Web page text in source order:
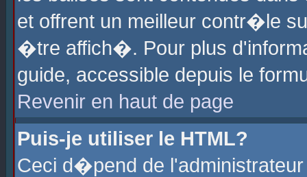
et offrent un meilleur contr�le
�tre affich�. Pour plus
guide, accessible depuis le
Revenir en haut de page
Puis-je utiliser le HTML?
Ceci d�pend de